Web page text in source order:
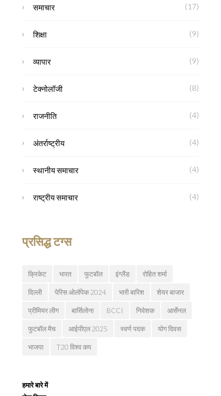
समाचार (17)
शिक्षा (9)
व्यापार (9)
टेक्नोलॉजी (8)
राजनीति (4)
अंतर्राष्ट्रीय (4)
स्थानीय समाचार (4)
राष्ट्रीय समाचार (4)
प्रसिद्ध टग्स
क्रिकेट भारत फुटबॉल इंग्लैंड रोहित शर्मा
दिल्ली पेरिस ओलंपिक 2024 भारी बारिश शेयर बाजार
प्रीमियर लीग बार्सिलोना BCCI निवेशक आर्सेनल
फुटबॉल मैच आईपीएल 2025 स्वर्ण पदक योग दिवस
भाजपा T20 विश्व कप
हमारे बारे में